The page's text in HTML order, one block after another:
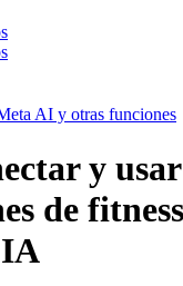
AI y otras funciones
y usar
de
IA